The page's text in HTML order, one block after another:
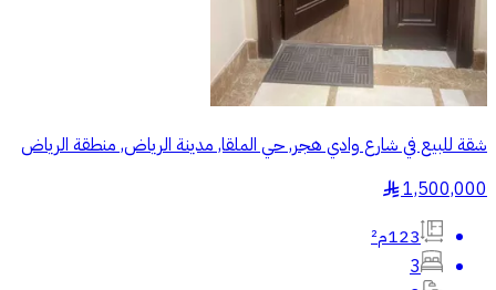
شقة للبيع في شارع وادي هجر, حي الملقا, مدينة الرياض, منطقة الرياض
1,500,000
§
123م²
3